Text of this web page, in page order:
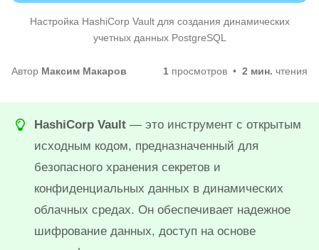
Настройка HashiCorp Vault для создания динамических
учетных данных PostgreSQL
Автор Максим Макаров 1 просмотров 2 мин. чтения
HashiСorp Vault — это инструмент с открытым
исходным кодом, предназначенный для
безопасного хранения секретов и
конфиденциальных данных в динамических
облачных средах. Он обеспечивает надежное
шифрование данных, доступ на основе